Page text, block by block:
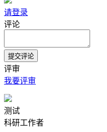
请登录
评论
评审
我要评审
测试
科研工作者